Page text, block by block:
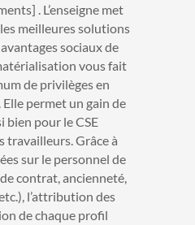
. L’enseigne met
meilleures solutions
sociaux de
vous fait
de privilèges en
permet un gain de
bien pour le CSE
travailleurs. Grâce à
sur le personnel de
contrat, ancienneté,
l’attribution des
de chaque profil